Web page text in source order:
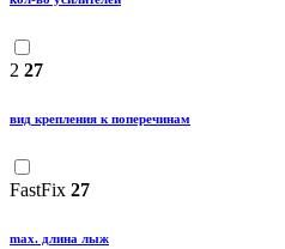
2 27
вид крепления к поперечинам
FastFix 27
max. длина лыж